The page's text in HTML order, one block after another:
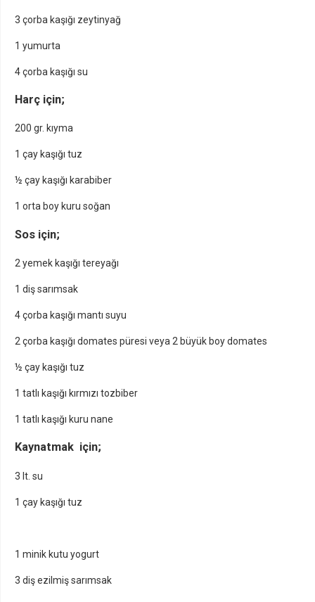
3 çorba kaşığı zeytinyağ
1 yumurta
4 çorba kaşığı su
Harç için;
200 gr. kıyma
1 çay kaşığı tuz
½ çay kaşığı karabiber
1 orta boy kuru soğan
Sos için;
2 yemek kaşığı tereyağı
1 diş sarımsak
4 çorba kaşığı mantı suyu
2 çorba kaşığı domates püresi veya 2 büyük boy domates
½ çay kaşığı tuz
1 tatlı kaşığı kırmızı tozbiber
1 tatlı kaşığı kuru nane
Kaynatmak için;
3 lt. su
1 çay kaşığı tuz
1 minik kutu yogurt
3 diş ezilmiş sarımsak